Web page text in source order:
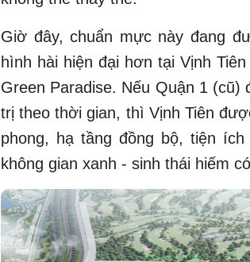
Giờ đây, chuẩn mực này đang
hình hài hiện đại hơn tại Vịnh
Green Paradise. Nếu Quận 1
trị theo thời gian, thì Vịnh Tiên
phong, hạ tầng đồng bộ, tiện
không gian xanh - sinh thái hiếm